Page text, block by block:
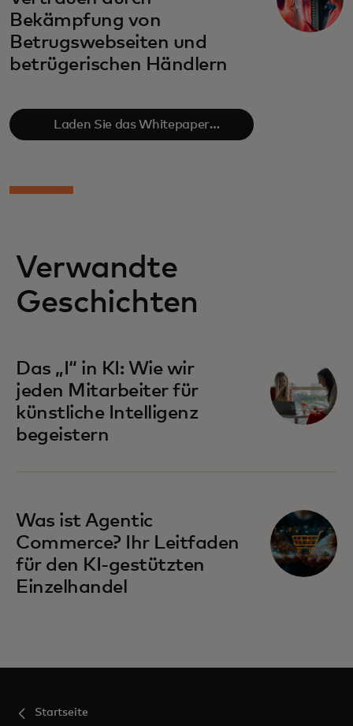
Bekämpfung von
Betrugswebseiten und
betrügerischen Händlern
Laden Sie das Whitepaper
Verwandte
Geschichten
Das „I“ in KI: Wie wir
jeden Mitarbeiter für
künstliche Intelligenz
begeistern
Was ist Agentic
Commerce? Ihr Leitfaden
für den KI-gestützten
Einzelhandel
Startseite